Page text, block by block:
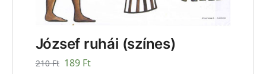
József ruhái (színes)
210Ft 189 Ft